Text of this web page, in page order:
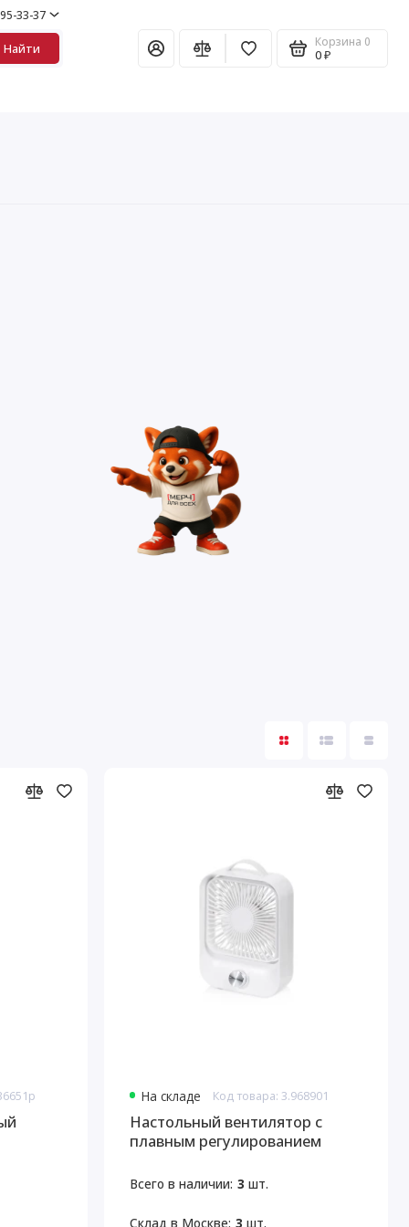
33-37
Найти Корзина 0
0 ₽
На складе Код товара: 3.968901
Настольный вентилятор с
плавным регулированием
Всего в наличии: 3 шт.
Склад в Москве: 3 шт.